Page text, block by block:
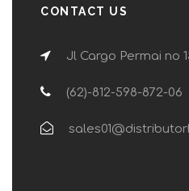
CONTACT US
Jl Cargo Permai no
(62)-812-598-872-06